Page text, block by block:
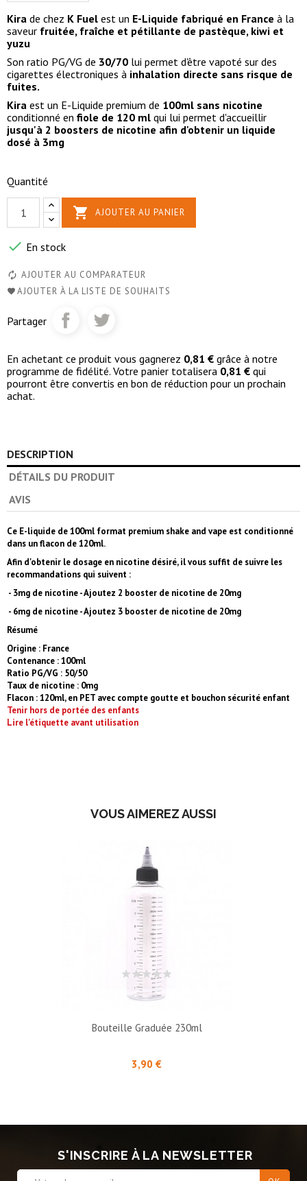
Kira de chez K Fuel est un E-Liquide fabriqué en France à la
saveur fruitée, fraîche et pétillante de pastèque, kiwi et
yuzu
Son ratio PG/VG de 30/70 lui permet d'être vapoté sur des
cigarettes électroniques à inhalation directe sans risque de
fuites.
Kira est un E-Liquide premium de 100ml sans nicotine
conditionné en fiole de 120 ml qui lui permet d'accueillir
jusqu'à 2 boosters de nicotine afin d'obtenir un liquide
dosé à 3mg
Quantité
 AJOUTER AU PANIER
 En stock
AJOUTER AU COMPARATEUR
AJOUTER À LA LISTE DE SOUHAITS
Partager
En achetant ce produit vous gagnerez 0,81 € grâce à notre
programme de fidélité. Votre panier totalisera 0,81 € qui
pourront être convertis en bon de réduction pour un prochain
achat.
DESCRIPTION
DÉTAILS DU PRODUIT
AVIS
Ce E-liquide de 100ml format premium shake and vape est conditionné
dans un flacon de 120ml.
Afin d'obtenir le dosage en nicotine désiré, il vous suffit de suivre les
recommandations qui suivent :
- 3mg de nicotine - Ajoutez 2 booster de nicotine de 20mg
- 6mg de nicotine - Ajoutez 3 booster de nicotine de 20mg
Résumé
Origine : France
Contenance : 100ml
Ratio PG/VG : 50/50
Taux de nicotine : 0mg
Flacon : 120ml, en PET avec compte goutte et bouchon sécurité enfant
Tenir hors de portée des enfants
Lire l'étiquette avant utilisation
VOUS AIMEREZ AUSSI
Bouteille Graduée 230ml
3,90 €
S'INSCRIRE À LA NEWSLETTER